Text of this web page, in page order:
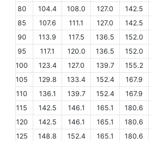
80
104.4 108.0 127.0 142.5
85
107.6 111.1 127.0 142.5
90
113.9 117.5 136.5 152.0
95
117.1 120.0 136.5 152.0
100
123.4 127.0 139.7 155.2
105
129.8 133.4 152.4 167.9
110
136.1 139.7 152.4 167.9
115
142.5 146.1 165.1 180.6
120
142.5 146.1 165.1 180.6
125
148.8 152.4 165.1 180.6